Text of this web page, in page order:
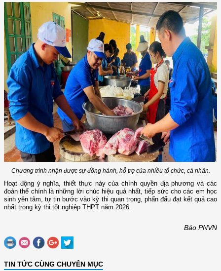
Chương trình nhận được sự đồng hành, hỗ trợ của nhiều tổ chức, cá nhân.
Hoạt động ý nghĩa, thiết thực này của chính quyền địa phương và các
đoàn thể chính là những lời chúc hiệu quả nhất, tiếp sức cho các em học
sinh yên tâm, tự tin bước vào kỳ thi quan trọng, phấn đấu đạt kết quả cao
nhất trong kỳ thi tốt nghiệp THPT năm 2026.
Báo PNVN
TIN TỨC CÙNG CHUYÊN MỤC